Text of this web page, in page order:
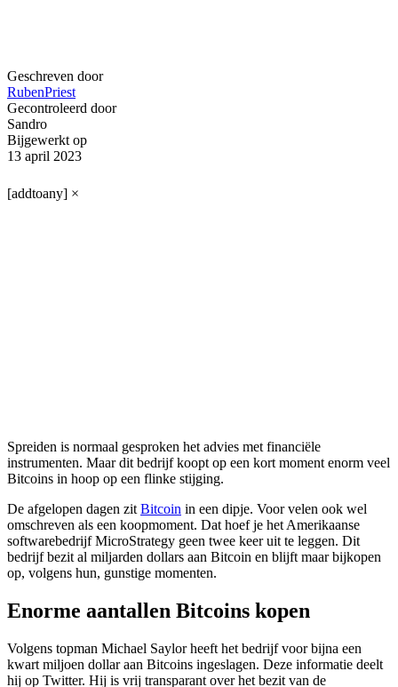
Geschreven door
RubenPriest
Gecontroleerd door
Sandro
Bijgewerkt op
13 april 2023
[addtoany] ×
Spreiden is normaal gesproken het advies met financiële
instrumenten. Maar dit bedrijf koopt op een kort moment enorm veel
Bitcoins in hoop op een flinke stijging.
De afgelopen dagen zit Bitcoin in een dipje. Voor velen ook wel
omschreven als een koopmoment. Dat hoef je het Amerikaanse
softwarebedrijf MicroStrategy geen twee keer uit te leggen. Dit
bedrijf bezit al miljarden dollars aan Bitcoin en blijft maar bijkopen
op, volgens hun, gunstige momenten.
Enorme aantallen Bitcoins kopen
Volgens topman Michael Saylor heeft het bedrijf voor bijna een
kwart miljoen dollar aan Bitcoins ingeslagen. Deze informatie deelt
hij op Twitter. Hij is vrij transparant over het bezit van de